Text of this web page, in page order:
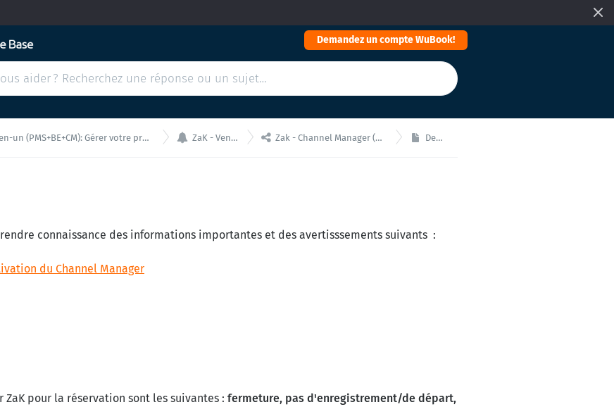
Demandez un compte WuBook!
Gérer votre propriété depuis une unique interface  ZaK - Vente en Ligne  Zak - Channel Manager (OTA and Metasearch) Despegar
connaissance des informations importantes et des avertisssements suivants :
du Channel Manager
pour la réservation sont les suivantes : fermeture, pas d'enregistrement/de départ,